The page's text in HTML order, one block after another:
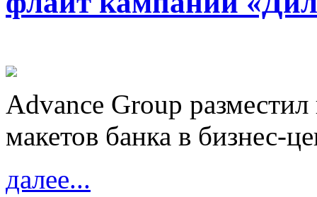
Advance Group
макетов банка в бизнес-
далее...